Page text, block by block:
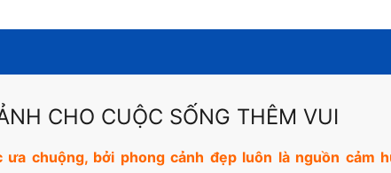
CHO CUỘC SỐNG THÊM VUI
chuộng, bởi phong cảnh đẹp luôn là nguồn cảm